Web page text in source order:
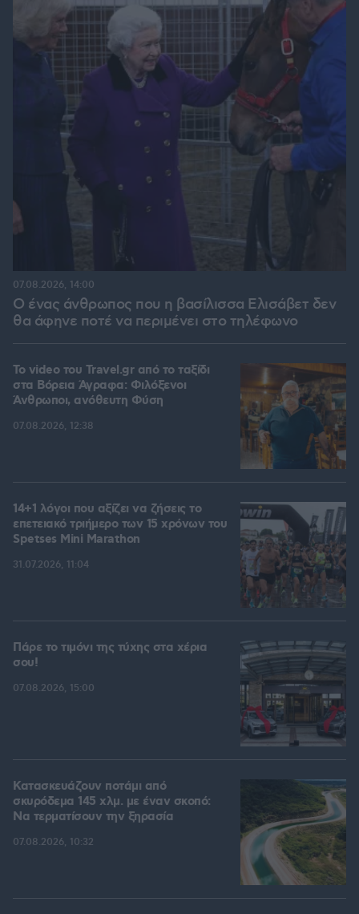
Ο ένας άνθρωπος που η βασίλισσα Ελισάβετ δεν
θα άφηνε ποτέ να περιμένει στο τηλέφωνο
07.08.2026, 14:00
To video του Travel.gr από το ταξίδι
στα Βόρεια Άγραφα: Φιλόξενοι
Άνθρωποι, ανόθευτη Φύση
07.08.2026, 12:38
14+1 λόγοι που αξίζει να ζήσεις το
επετειακό τριήμερο των 15 χρόνων του
Spetses Mini Marathon
31.07.2026, 11:04
Πάρε το τιμόνι της τύχης στα χέρια
σου!
07.08.2026, 15:00
Κατασκευάζουν ποτάμι από
σκυρόδεμα 145 χλμ. με έναν σκοπό:
Να τερματίσουν την ξηρασία
07.08.2026, 10:32